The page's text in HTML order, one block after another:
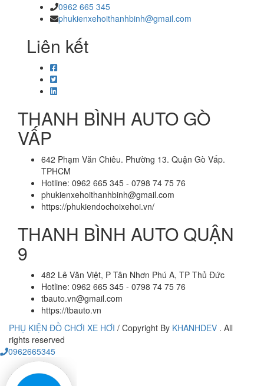
0962 665 345
phukienxehoithanhbinh@gmail.com
Liên kết
THANH BÌNH AUTO GÒ
VẤP
642 Phạm Văn Chiêu. Phường 13. Quận Gò Vấp.
TPHCM
Hotline: 0962 665 345 - 0798 74 75 76
phukienxehoithanhbinh@gmail.com
https://phukiendochoixehoi.vn/
THANH BÌNH AUTO QUẬN
9
482 Lê Văn Việt, P Tân Nhơn Phú A, TP Thủ Đức
Hotline: 0962 665 345 - 0798 74 75 76
tbauto.vn@gmail.com
https://tbauto.vn
PHỤ KIỆN ĐỒ CHƠI XE HƠI / Copyright By KHANHDEV . All
rights reserved
0962665345